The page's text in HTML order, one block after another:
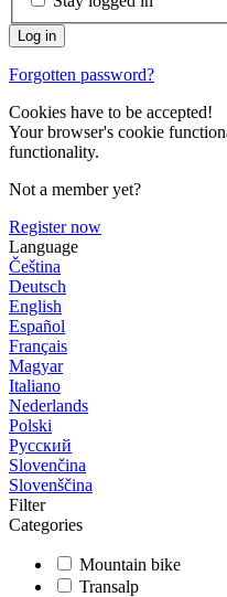
Forgotten password?
Cookies have to be accepted!
Your browser's cookie
functionality.
Not a member yet?
Register now
Language
Čeština
Deutsch
English
Español
Français
Magyar
Italiano
Nederlands
Polski
Русский
Slovenčina
Slovenščina
Filter
Categories
Mountain bike
Transalp